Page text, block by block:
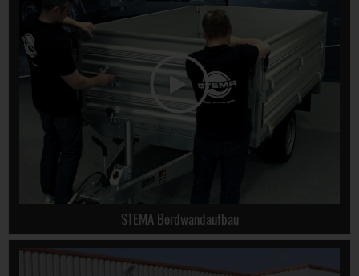
STEMA Bordwandaufbau